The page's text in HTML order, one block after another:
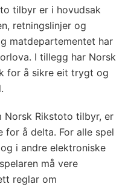
tilbyr er i hovudsak
retningslinjer og
matdepartementet har
I tillegg har Norsk
for å sikre eit trygt og
Norsk Rikstoto tilbyr, er
for å delta. For alle spel
i andre elektroniske
må vere
reglar om